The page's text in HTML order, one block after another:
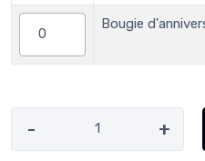
Bougie
- +